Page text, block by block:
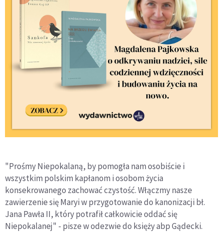
"Prośmy Niepokalaną, by pomogła nam osobiście i
wszystkim polskim kapłanom i osobom życia
konsekrowanego zachować czystość. Włączmy nasze
zawierzenie się Maryi w przygotowanie do kanonizacji bł.
Jana Pawła II, który potrafił całkowicie oddać się
Niepokalanej" - pisze w odezwie do księży abp Gądecki.